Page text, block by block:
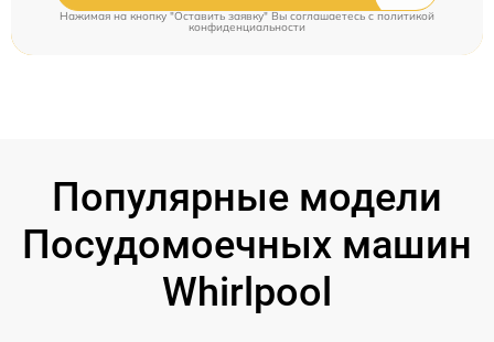
Нажимая на кнопку "Оставить заявку" Вы соглашаетесь c политикой
конфиденциальности
Популярные модели
Посудомоечных машин
Whirlpool